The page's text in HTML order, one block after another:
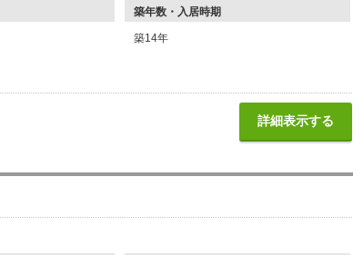
築年数・入居時期
築14年
詳細表示する